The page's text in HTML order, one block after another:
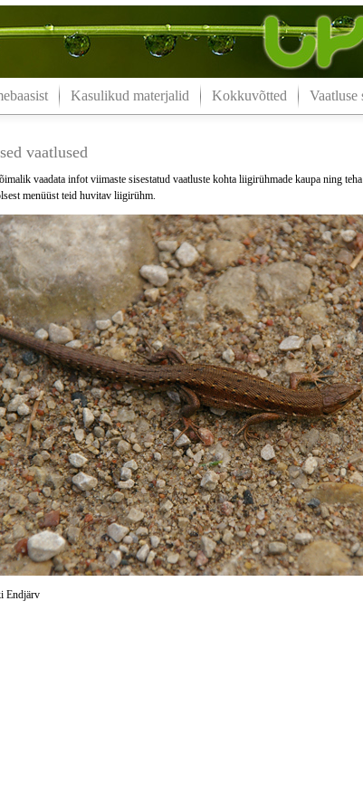
Kasulikud materjalid Kokkuvõtted Vaatluse
vaatlused
vaadata infot viimaste sisestatud vaatluste kohta liigirühmade kaupa ning
menüüst teid huvitav liigirühm.
Endjärv